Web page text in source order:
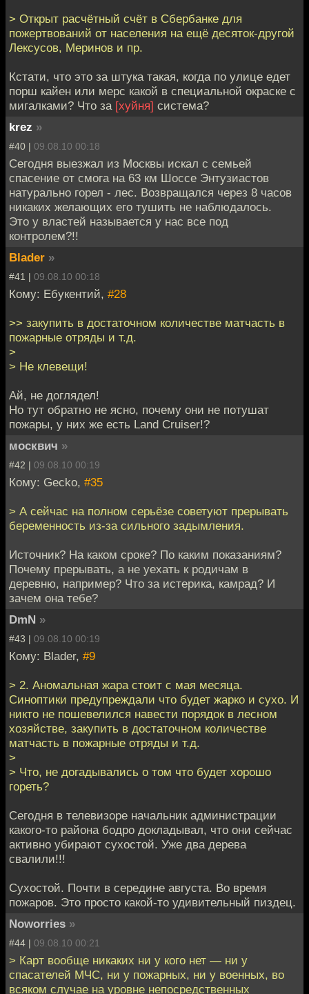
> Открыт расчётный счёт в Сбербанке для
пожертвований от населения на ещё десяток-другой
Лексусов, Меринов и пр.
Кстати, что это за штука такая, когда по улице едет
порш кайен или мерс какой в специальной окраске с
мигалками? Что за [хуйня] система?
krez »
#40 | 09.08.10 00:18
Сегодня выезжал из Москвы искал с семьей
спасение от смога на 63 км Шоссе Энтузиастов
натурально горел - лес. Возвращался через 8 часов
никаких желающих его тушить не наблюдалось.
Это у властей называется у нас все под
контролем?!!
Blader »
#41 | 09.08.10 00:18
Кому: Ебукентий, #28
>> закупить в достаточном количестве матчасть в
пожарные отряды и т.д.
>
> Не клевещи!
Ай, не доглядел!
Но тут обратно не ясно, почему они не потушат
пожары, у них же есть Land Cruiser!?
москвич »
#42 | 09.08.10 00:19
Кому: Gecko, #35
> А сейчас на полном серьёзе советуют прерывать
беременность из-за сильного задымления.
Источник? На каком сроке? По каким показаниям?
Почему прерывать, а не уехать к родичам в
деревню, например? Что за истерика, камрад? И
зачем она тебе?
DmN »
#43 | 09.08.10 00:19
Кому: Blader, #9
> 2. Аномальная жара стоит с мая месяца.
Синоптики предупреждали что будет жарко и сухо. И
никто не пошевелился навести порядок в лесном
хозяйстве, закупить в достаточном количестве
матчасть в пожарные отряды и т.д.
>
> Что, не догадывались о том что будет хорошо
гореть?
Сегодня в телевизоре начальник администрации
какого-то района бодро докладывал, что они сейчас
активно убирают сухостой. Уже два дерева
свалили!!!
Сухостой. Почти в середине августа. Во время
пожаров. Это просто какой-то удивительный пиздец.
Noworries »
#44 | 09.08.10 00:21
> Карт вообще никаких ни у кого нет — ни у
спасателей МЧС, ни у пожарных, ни у военных, во
всяком случае на уровне непосредственных